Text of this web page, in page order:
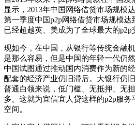
显示，2013年中国网络借贷市场规模
第一季度中国p2p网络借贷市场规模达
已经超越英、美成为了全球最大的p2p
现如今，在中国，从银行等传统金融
是那么容易，但是中国的年轻一代仍
中国试图通过推动国内消费作为新的
配套的经济产业仍旧滞后。大银行仍
普通白领来说，低门槛、无抵押、无
多。这就为宜信宜人贷这样的p2p服
空间。